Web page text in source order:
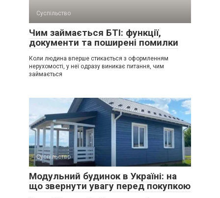
Суспільство
Чим займається БТІ: функції,
документи та поширені помилки
Коли людина вперше стикається з оформленням
нерухомості, у неї одразу виникає питання, чим
займається
Суспільство
Модульний будинок в Україні: на
що звернути увагу перед покупкою